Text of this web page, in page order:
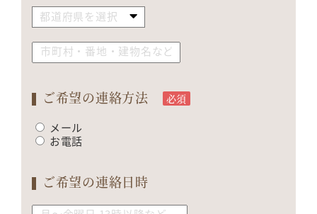
ご希望の連絡方法 必須
メール
お電話
ご希望の連絡日時